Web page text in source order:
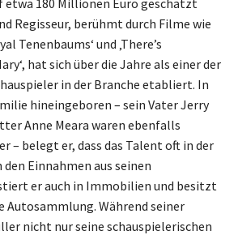
Regisseur, berühmt durch Filme wie
Tenenbaums‘ und ‚There’s
hat sich über die Jahre als einer der
in der Branche etabliert. In
hineingeboren – sein Vater Jerry
Anne Meara waren ebenfalls
– belegt er, dass das Talent oft in der
Einnahmen aus seinen
er auch in Immobilien und besitzt
Autosammlung. Während seiner
nicht nur seine schauspielerischen